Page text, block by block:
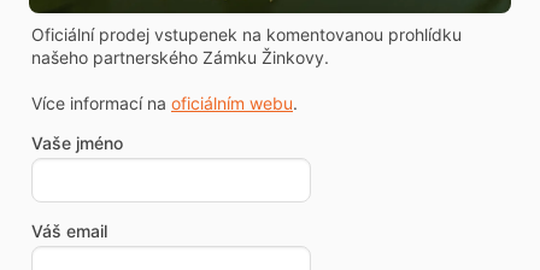
Oficiální prodej vstupenek na komentovanou prohlídku
našeho partnerského Zámku Žinkovy.
Více informací na oficiálním webu.
Vaše jméno
Váš email